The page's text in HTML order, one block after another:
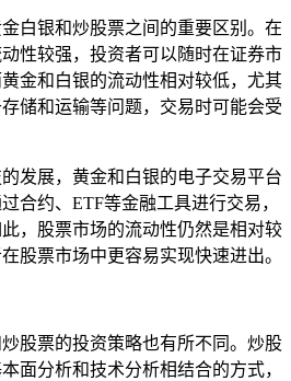
白银和炒股票之间的重要区别。在
性较强，投资者可以随时在证券市
金和白银的流动性相对较低，尤其
储和运输等问题，交易时可能会受
发展，黄金和白银的电子交易平台
合约、ETF等金融工具进行交易，
，股票市场的流动性仍然是相对较
股票市场中更容易实现快速进出。
股票的投资策略也有所不同。炒股
面分析和技术分析相结合的方式，